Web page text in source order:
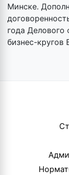
Минске.
года Делового
бизнес-кругов